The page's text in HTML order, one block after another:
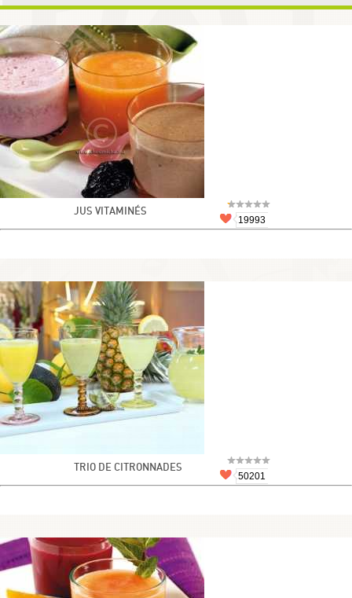
JUS VITAMINÉS
19993
TRIO DE CITRONNADES
50201